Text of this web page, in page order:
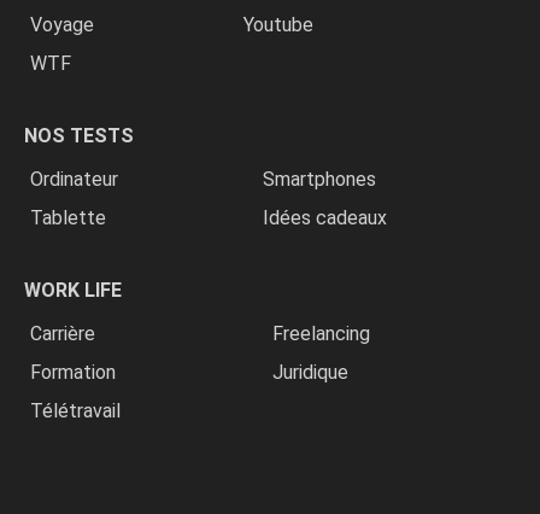
Voyage
Youtube
WTF
NOS TESTS
Ordinateur
Smartphones
Tablette
Idées cadeaux
WORK LIFE
Carrière
Freelancing
Formation
Juridique
Télétravail